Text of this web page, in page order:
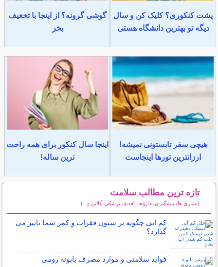
پشت کنکوری؟ کلیک کن و سال
دیگه تو بهترین دانشگاه هستی
گوشی گرونه؟ از اینجا با تخغیف
بخر
هیچی سفر تابستونی نمیشه!
ارزانترین تورها اینجاست
اینجا سال کنکور برای همه راحت
ترین ساله!
تازه ترین مطالب سلامت
(بیماری ها، پیشگیری، داروها، تغذیه، پزشکی آنلاین و...)
کم آبی چگونه بر ستون فقرات و کمر شما تأثیر می
گذارد؟
فواید سلامتی و موارد مصرف بابونه رومی